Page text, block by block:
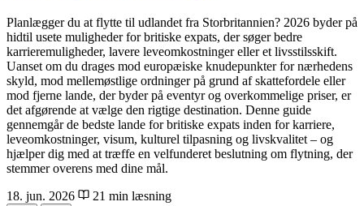
Planlægger du at flytte til udlandet fra Storbritannien? 2026 byder på
hidtil usete muligheder for britiske expats, der søger bedre
karrieremuligheder, lavere leveomkostninger eller et livsstilsskift.
Uanset om du drages mod europæiske knudepunkter for nærhedens
skyld, mod mellemøstlige ordninger på grund af skattefordele eller
mod fjerne lande, der byder på eventyr og overkommelige priser, er
det afgørende at vælge den rigtige destination. Denne guide
gennemgår de bedste lande for britiske expats inden for karriere,
leveomkostninger, visum, kulturel tilpasning og livskvalitet – og
hjælper dig med at træffe en velfunderet beslutning om flytning, der
stemmer overens med dine mål.
18. jun. 2026
21 min læsning